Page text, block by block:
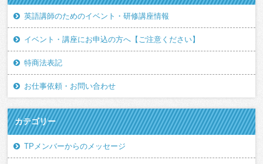
英語講師のためのイベント・研修講座情報
イベント・講座にお申込の方へ【ご注意ください】
特商法表記
お仕事依頼・お問い合わせ
カテゴリー
TPメンバーからのメッセージ